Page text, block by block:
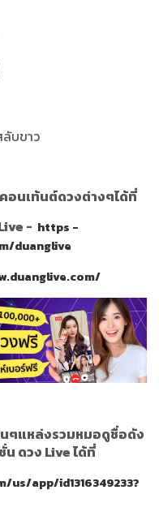
บขาว
อนเท้นต์ดวงต่างๆได้ที่
- https -
duanglive
ๆแหล่งรวมหมอดูชื่อดัง
ดวง Live ได้ที่
app/id1316349233?